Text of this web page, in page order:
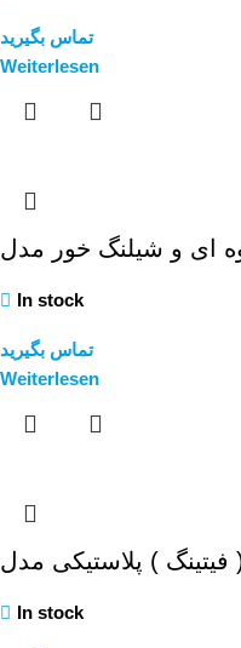
تماس بگیرید
Weiterlesen
In stock
تماس بگیرید
Weiterlesen
In stock